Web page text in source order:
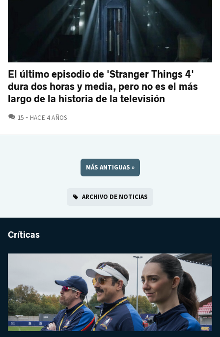
El último episodio de 'Stranger Things 4'
dura dos horas y media, pero no es el más
largo de la historia de la televisión
15 COMENTARIOS
HACE 4 AÑOS
MÁS ANTIGUAS »
ARCHIVO DE NOTICIAS
Críticas